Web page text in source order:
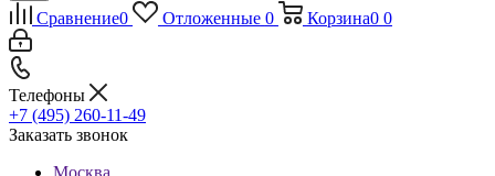
Сравнение0 Отложенные 0 Корзина0 0
Телефоны
+7 (495) 260-11-49
Заказать звонок
Москва